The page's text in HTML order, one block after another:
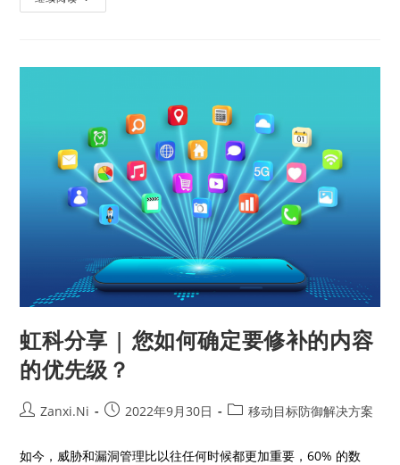
虹科分享 | 您如何确定要修补的内容
的优先级？
Zanxi.Ni 2022年9月30日 移动目标防御解决方案
如今，威胁和漏洞管理比以往任何时候都更加重要，60% 的数